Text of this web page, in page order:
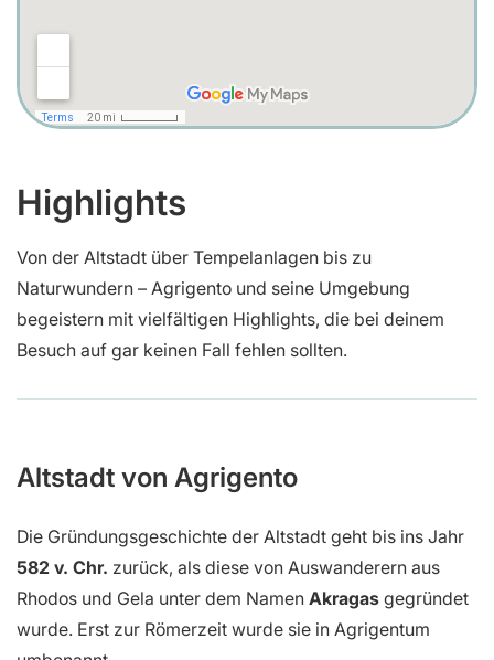
Highlights
Von der Altstadt über Tempelanlagen bis zu
Naturwundern – Agrigento und seine Umgebung
begeistern mit vielfältigen Highlights, die bei deinem
Besuch auf gar keinen Fall fehlen sollten.
Altstadt von Agrigento
Die Gründungsgeschichte der Altstadt geht bis ins Jahr
582 v. Chr. zurück, als diese von Auswanderern aus
Rhodos und Gela unter dem Namen Akragas gegründet
wurde. Erst zur Römerzeit wurde sie in Agrigentum